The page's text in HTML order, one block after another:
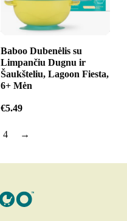
Baboo Dubenėlis su
Limpančiu Dugnu ir
Šaukšteliu, Lagoon Fiesta,
6+ Mėn
€5.49
4 →